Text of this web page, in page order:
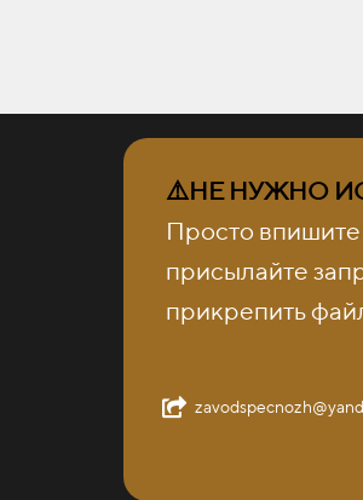
⚠️НЕ НУЖНО
Просто впишите
присылайте
прикрепить